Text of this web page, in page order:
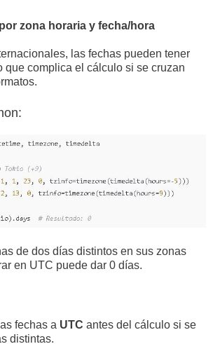
zona horaria y fecha/hora
las fechas pueden tener
que complica el cálculo si se cruzan
de dos días distintos en sus zonas
en UTC puede dar 0 días.
fechas a UTC antes del cálculo si se
distintas.